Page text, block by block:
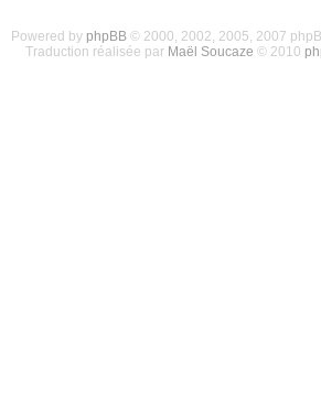
Powered by phpBB© 2000, 2002, 2005, 2007
Traduction réalisée par Maël Soucaze © 2010